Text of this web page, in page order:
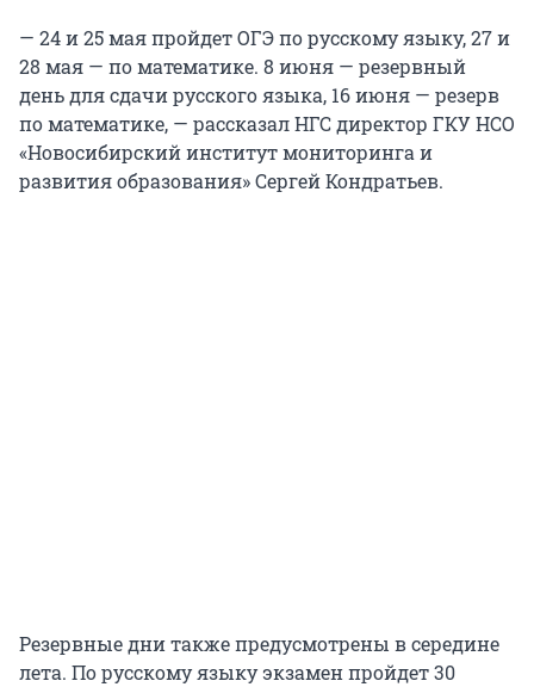
— 24 и 25 мая пройдет ОГЭ по русскому языку, 27 и
28 мая — по математике. 8 июня — резервный
день для сдачи русского языка, 16 июня — резерв
по математике, — рассказал НГС директор ГКУ НСО
«Новосибирский институт мониторинга и
развития образования» Сергей Кондратьев.
Резервные дни также предусмотрены в середине
лета. По русскому языку экзамен пройдет 30